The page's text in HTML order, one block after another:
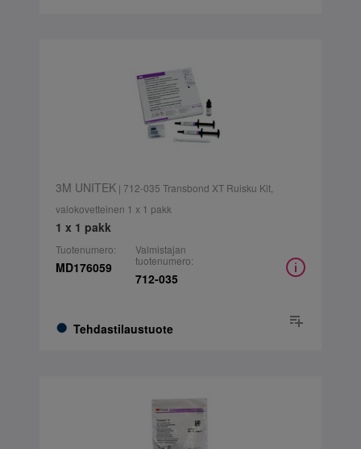
3M UNITEK | 712-035 Transbond XT Ruisku Kit,
valokovetteinen 1 x 1 pakk
1 x 1 pakk
Tuotenumero:
MD176059
Tehdastilaustuote
Valmistajan
tuotenumero:
712-035